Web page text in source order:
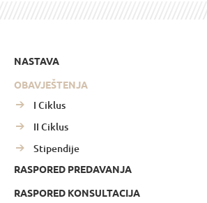
NASTAVA
OBAVJEŠTENJA
I Ciklus
II Ciklus
Stipendije
RASPORED PREDAVANJA
RASPORED KONSULTACIJA